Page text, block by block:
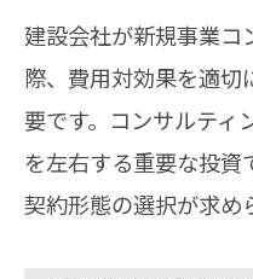
建設会社が新規事業コ
際、費用対効果を適
要です。コンサルティ
を左右する重要な投資
契約形態の選択が求め